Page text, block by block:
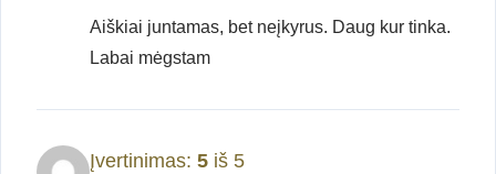
Aiškiai juntamas, bet neįkyrus. Daug kur tinka.
Labai mėgstam
Įvertinimas: 5 iš 5